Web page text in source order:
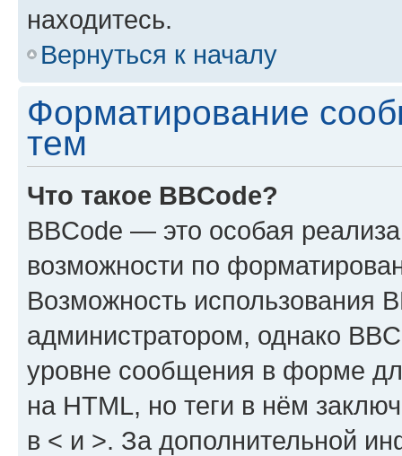
находитесь.
Вернуться к началу
Форматирование
тем
Что такое BBCode?
BBCode — это особая
возможности по
Возможность использования
администратором, однако
уровне сообщения в форме
на HTML, но теги в нём
в < и >. За дополнительной